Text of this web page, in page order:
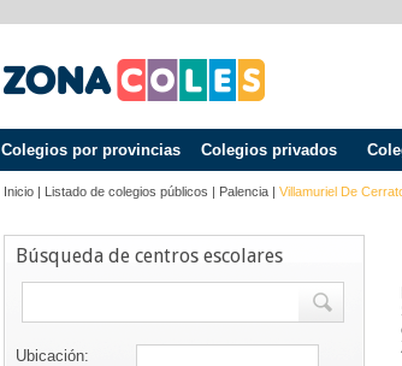
Colegios por provincias Colegios privados
Inicio | Listado de colegios públicos | Palencia | Villamuriel De
Búsqueda de centros escolares
Ubicación: